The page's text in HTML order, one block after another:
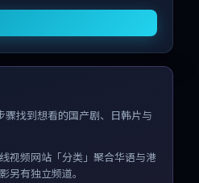
找到想看的国产剧、日韩片与
视频网站「分类」聚合华语与港
另有独立频道。